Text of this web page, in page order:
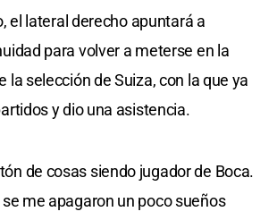
el lateral derecho apuntará a
para volver a meterse en la
la selección de Suiza, con la que ya
y dio una asistencia.
de cosas siendo jugador de Boca.
me apagaron un poco sueños